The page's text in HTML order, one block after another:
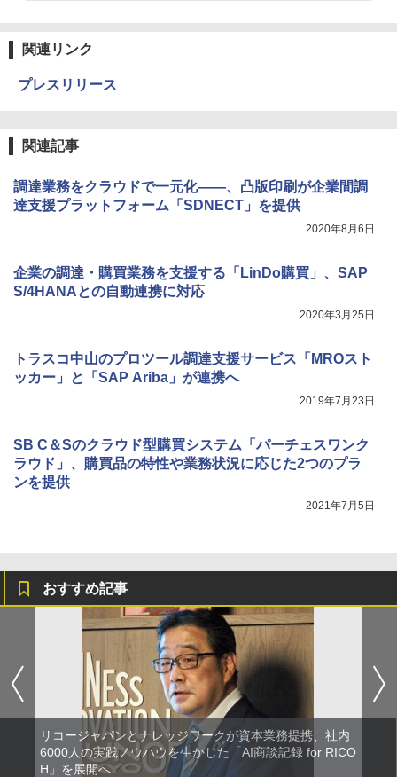
関連リンク
プレスリリース
関連記事
調達業務をクラウドで一元化――、凸版印刷が企業間調
達支援プラットフォーム「SDNECT」を提供
2020年8月6日
企業の調達・購買業務を支援する「LinDo購買」、SAP
S/4HANAとの自動連携に対応
2020年3月25日
トラスコ中山のプロツール調達支援サービス「MROスト
ッカー」と「SAP Ariba」が連携へ
2019年7月23日
SB C＆Sのクラウド型購買システム「パーチェスワンク
ラウド」、購買品の特性や業務状況に応じた2つのプラ
ンを提供
2021年7月5日
おすすめ記事
リコージャパンとナレッジワークが資本業務提携、社内
6000人の実践ノウハウを生かした「AI商談記録 for RICO
H」を展開へ